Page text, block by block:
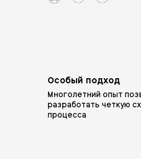
Особый подход
Mноголетний опыт
разработать четкую
процесса